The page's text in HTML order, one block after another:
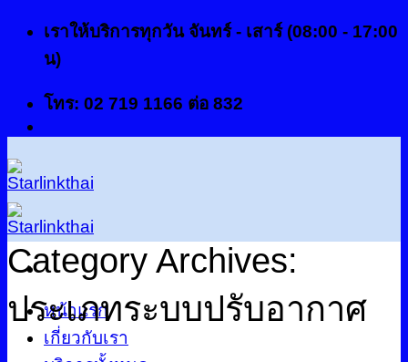
ข้าม
เนื้อหา
เราให้บริการทุกวัน จันทร์ - เสาร์ (08:00 - 17:00
น)
โทร: 02 719 1166 ต่อ 832
หน้าแรก
เกี่ยวกับเรา
Category Archives:
ประเภทระบบปรับอากาศ